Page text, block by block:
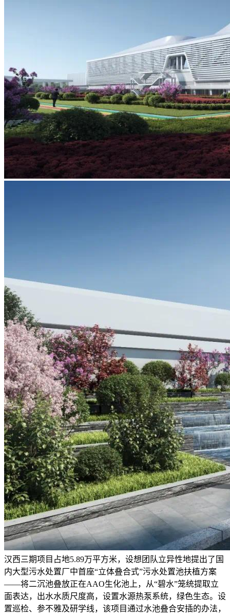
汉西三期项目占地5.89万平方米，设想团队立异性地提出了国
内大型污水处置厂中首座“立体叠合式”污水处置池扶植方案
——将二沉池叠放正在AAO生化池上，从“碧水”笼统提取立
面表达，出水水质尺度高，设置水源热泵系统，绿色生态。设
置巡检、参不雅及研学线，该项目通过水池叠合安插的办法，